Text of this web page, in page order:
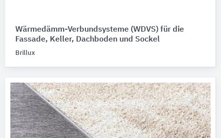
Wärmedämm-Verbundsysteme (WDVS) für die
Fassade, Keller, Dachboden und Sockel
Brillux